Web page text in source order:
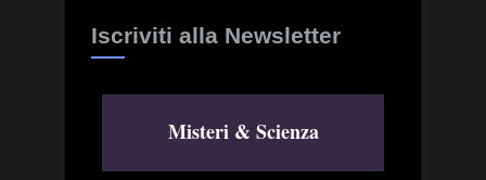
Iscriviti alla Newsletter
Misteri & Scienza